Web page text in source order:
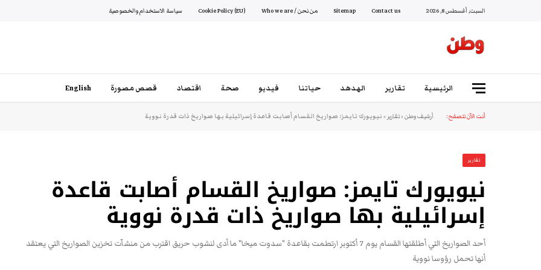
السبت, أغسطس 8, 2026 Contact us
Sitemap من نحن / Who we are Cookie Policy (EU) سياسة الاستخدام والخصوصية
الرئيسية تقارير الهدهد حياتنا فيديو صحة اقتصاد قصص مصورة English
أنت الآن تتصفح: أرشيف وطن»تقارير»نيويورك تايمز: صواريخ القسام أصابت قاعدة إسرائيلية بها صواريخ ذات قدرة نووية
تقارير
نيويورك تايمز: صواريخ القسام أصابت قاعدة
إسرائيلية بها صواريخ ذات قدرة نووية
أحد الصواريخ التي أطلقتها القسام يوم 7 أكتوبر ارتطمت بقاعدة "سدوت ميخا" ما أدى لنشوب حريق اقترب من منشآت تخزين الصواريخ التي يعتقد
أنها تحمل رؤوسا نووية